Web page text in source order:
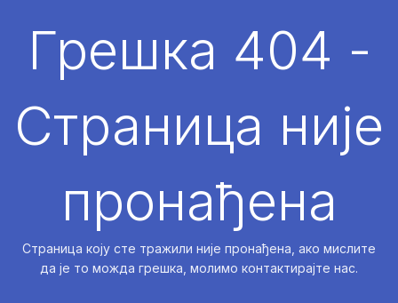
SR
Грешка 404 -
Страница није
пронађена
Страница коју сте тражили није пронађена, ако мислите
да је то можда грешка, молимо контактирајте нас.